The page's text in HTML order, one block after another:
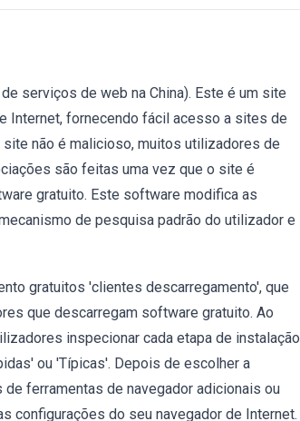
serviços de web na China). Este é um site
Internet, fornecendo fácil acesso a sites de
não é malicioso, muitos utilizadores de
são feitas uma vez que o site é
gratuito. Este software modifica as
de pesquisa padrão do utilizador e
gratuitos 'clientes descarregamento', que
que descarregam software gratuito. Ao
inspecionar cada etapa de instalação
ou 'Típicas'. Depois de escolher a
ferramentas de navegador adicionais ou
configurações do seu navegador de Internet.